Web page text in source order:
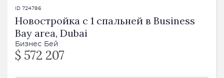
ID 724786
Новостройка с 1 спальней в Business
Bay area, Dubai
Бизнес Бей
$ 572 207